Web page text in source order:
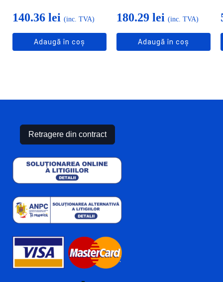
140.36 lei (inc. TVA)
Adaugă în coș
180.29 lei (inc. TVA)
Adaugă în coș
Retragere din contract